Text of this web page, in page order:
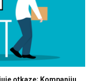
otkaze; Kompaniju